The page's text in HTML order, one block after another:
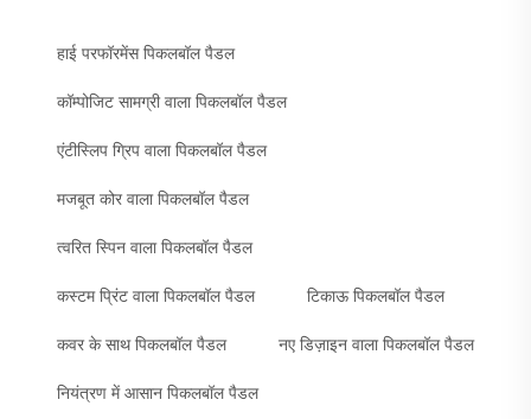
हाई परफॉरमेंस पिकलबॉल पैडल
कॉम्पोजिट सामग्री वाला पिकलबॉल पैडल
एंटीस्लिप ग्रिप वाला पिकलबॉल पैडल
मजबूत कोर वाला पिकलबॉल पैडल
त्वरित स्पिन वाला पिकलबॉल पैडल
कस्टम प्रिंट वाला पिकलबॉल पैडल टिकाऊ पिकलबॉल पैडल
कवर के साथ पिकलबॉल पैडल नए डिज़ाइन वाला पिकलबॉल पैडल
नियंत्रण में आसान पिकलबॉल पैडल